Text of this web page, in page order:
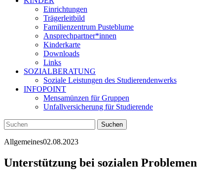
Einrichtungen
Trägerleitbild
Familienzentrum Pusteblume
Ansprechpartner*innen
Kinderkarte
Downloads
Links
SOZIALBERATUNG
Soziale Leistungen des Studierendenwerks
INFOPOINT
Mensamünzen für Gruppen
Unfallversicherung für Studierende
Allgemeines02.08.2023
Unterstützung bei sozialen Problemen